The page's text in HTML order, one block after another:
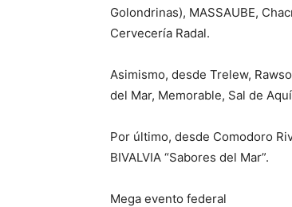
Golondrinas), MASSAUBE,
Cervecería Radal.
Asimismo, desde Trelew,
del Mar, Memorable, Sal de
Por último, desde Comodoro
BIVALVIA “Sabores del Mar”.
Mega evento federal